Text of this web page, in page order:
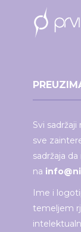
Svi
sve
sadržaja
na
Ime i
temeljem